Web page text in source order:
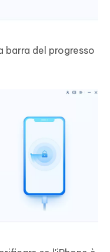
barra del progresso